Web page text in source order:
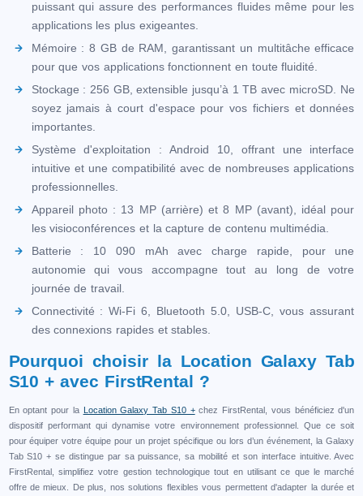
puissant qui assure des performances fluides même pour les
applications les plus exigeantes.
Mémoire : 8 GB de RAM, garantissant un multitâche efficace
pour que vos applications fonctionnent en toute fluidité.
Stockage : 256 GB, extensible jusqu’à 1 TB avec microSD. Ne
soyez jamais à court d'espace pour vos fichiers et données
importantes.
Système d'exploitation : Android 10, offrant une interface
intuitive et une compatibilité avec de nombreuses applications
professionnelles.
Appareil photo : 13 MP (arrière) et 8 MP (avant), idéal pour
les visioconférences et la capture de contenu multimédia.
Batterie : 10 090 mAh avec charge rapide, pour une
autonomie qui vous accompagne tout au long de votre
journée de travail.
Connectivité : Wi-Fi 6, Bluetooth 5.0, USB-C, vous assurant
des connexions rapides et stables.
Pourquoi choisir la Location Galaxy Tab
S10 + avec FirstRental ?
En optant pour la Location Galaxy Tab S10 +chez FirstRental, vous bénéficiez d'un
dispositif performant qui dynamise votre environnement professionnel. Que ce soit
pour équiper votre équipe pour un projet spécifique ou lors d’un événement, la Galaxy
Tab S10 + se distingue par sa puissance, sa mobilité et son interface intuitive. Avec
FirstRental, simplifiez votre gestion technologique tout en utilisant ce que le marché
offre de mieux. De plus, nos solutions flexibles vous permettent d'adapter la durée et